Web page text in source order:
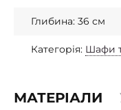
Глибина: 36 см
Категорія: Шафи
МАТЕРІАЛИ